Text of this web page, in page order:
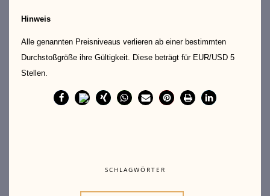
Hinweis
Alle genannten Preisniveaus verlieren ab einer bestimmten
Durchstoßgröße ihre Gültigkeit. Diese beträgt für EUR/USD 5
Stellen.
SCHLAGWÖRTER